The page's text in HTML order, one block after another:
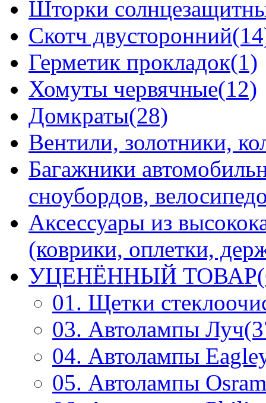
Шторки
Скотч
Герметик прокладок(1)
Хомуты червячные(12)
Домкраты(28)
Вентили, золотники,
Багажники
сноубордов,
Аксессуары из
(коврики, оплетки,
УЦЕНЁННЫЙ
01. Щетки
03. Автолампы
04. Автолампы
05. Автолампы